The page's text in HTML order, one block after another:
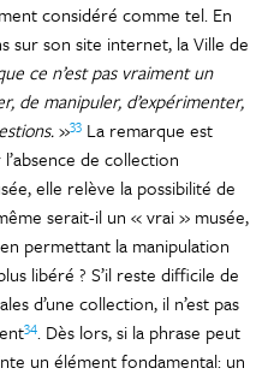
considéré comme tel. En
sur son site internet, la Ville de
ce n’est pas vraiment un
de manipuler, d’expérimenter,
»33 La remarque est
de collection
elle relève la possibilité de
serait-il un « vrai » musée,
permettant la manipulation
libéré ? S’il reste difficile de
d’une collection, il n’est pas
34. Dès lors, si la phrase peut
un élément fondamental: un